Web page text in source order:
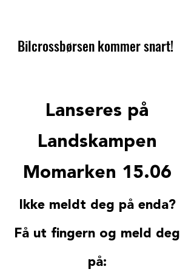
Bilcrossbørsen kommer snart!
Lanseres på
Landskampen
Momarken 15.06
Ikke meldt deg på enda?
Få ut fingern og meld deg
på: